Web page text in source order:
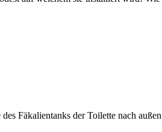
Fäkalientanks der Toilette nach